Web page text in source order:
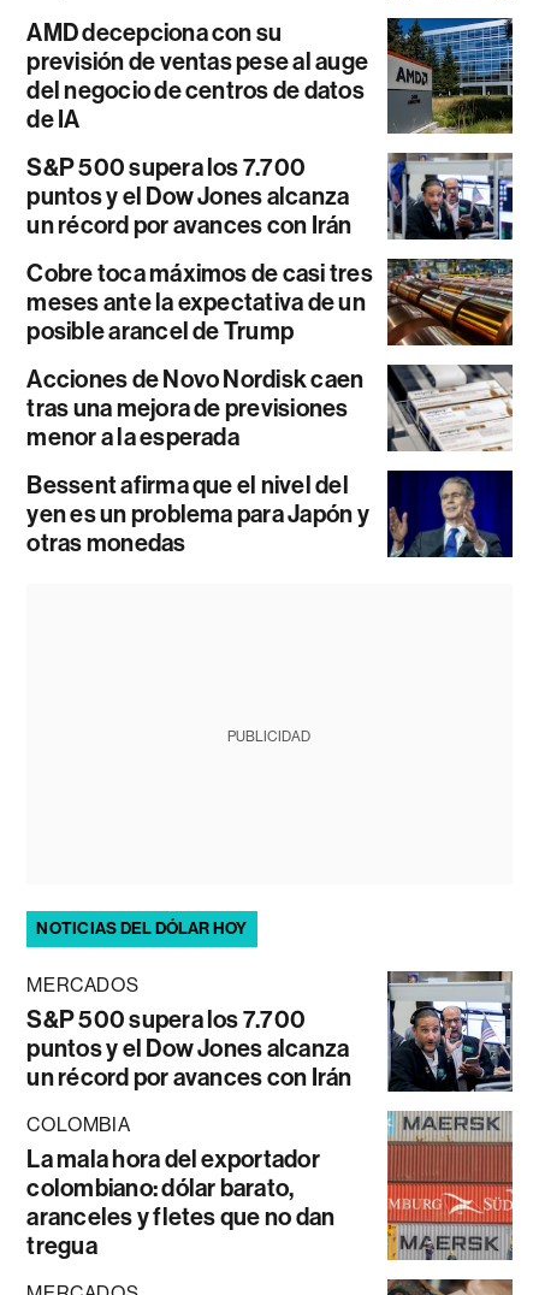
AMD decepciona con su
previsión de ventas pese al auge
del negocio de centros de datos
de IA
S&P 500 supera los 7.700
puntos y el Dow Jones alcanza
un récord por avances con Irán
Cobre toca máximos de casi tres
meses ante la expectativa de un
posible arancel de Trump
Acciones de Novo Nordisk caen
tras una mejora de previsiones
menor a la esperada
Bessent afirma que el nivel del
yen es un problema para Japón y
otras monedas
PUBLICIDAD
NOTICIAS DEL DÓLAR HOY
MERCADOS
S&P 500 supera los 7.700
puntos y el Dow Jones alcanza
un récord por avances con Irán
COLOMBIA
La mala hora del exportador
colombiano: dólar barato,
aranceles y fletes que no dan
tregua